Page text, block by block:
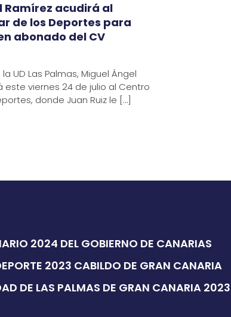
Ramírez acudirá al
de los Deportes para
abonado del CV
UD Las Palmas, Miguel Ángel
este viernes 24 de julio al Centro
donde Juan Ruiz le […]
2024 DEL GOBIERNO DE CANARIAS
2023 CABILDO DE GRAN CANARIA
DE LAS PALMAS DE GRAN CANARIA 2023